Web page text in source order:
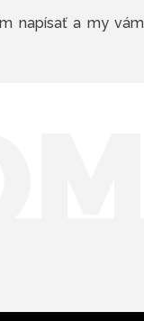
napísať a my vám